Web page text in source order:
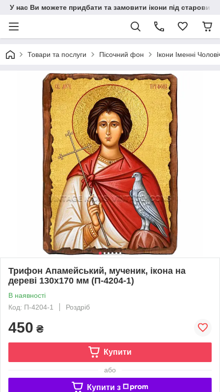
У нас Ви можете придбати та замовити ікони під
Товари та послуги Пісочний фон Ікони Іменні
Трифон Апамейський, мученик, ікона на
дереві 130х170 мм (П-4204-1)
В наявності
Код: П-4204-1
Роздріб
450 ₴
Купити
або
Купити з